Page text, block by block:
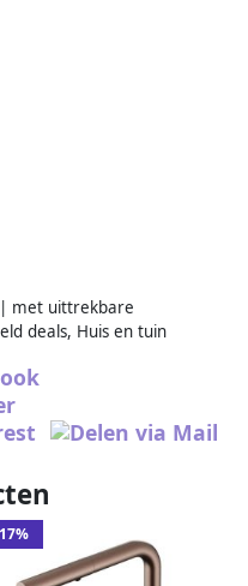
met uittrekbare
deals, Huis en tuin
17%